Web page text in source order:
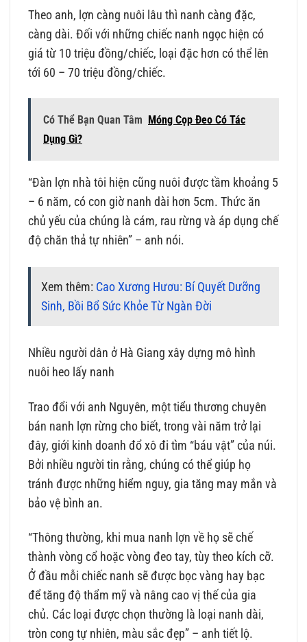
Theo anh, lợn càng nuôi lâu thì nanh càng đặc,
càng dài. Đối với những chiếc nanh ngọc hiện có
giá từ 10 triệu đồng/chiếc, loại đặc hơn có thể lên
tới 60 – 70 triệu đồng/chiếc.
Có Thể Bạn Quan Tâm
Móng Cọp Đeo Có Tác
Dụng Gì?
“Đàn lợn nhà tôi hiện cũng nuôi được tầm khoảng 5
– 6 năm, có con giờ nanh dài hơn 5cm. Thức ăn
chủ yếu của chúng là cám, rau rừng và áp dụng chế
độ chăn thả tự nhiên” – anh nói.
Xem thêm: Cao Xương Hươu: Bí Quyết Dưỡng
Sinh, Bồi Bổ Sức Khỏe Từ Ngàn Đời
Nhiều người dân ở Hà Giang xây dựng mô hình
nuôi heo lấy nanh
Trao đổi với anh Nguyên, một tiểu thương chuyên
bán nanh lợn rừng cho biết, trong vài năm trở lại
đây, giới kinh doanh đổ xô đi tìm “báu vật” của núi.
Bởi nhiều người tin rằng, chúng có thể giúp họ
tránh được những hiểm nguy, gia tăng may mắn và
bảo vệ bình an.
“Thông thường, khi mua nanh lợn về họ sẽ chế
thành vòng cổ hoặc vòng đeo tay, tùy theo kích cỡ.
Ở đầu mỗi chiếc nanh sẽ được bọc vàng hay bạc
để tăng độ thẩm mỹ và nâng cao vị thế của gia
chủ. Các loại được chọn thường là loại nanh dài,
tròn cong tự nhiên, màu sắc đẹp” – anh tiết lộ.